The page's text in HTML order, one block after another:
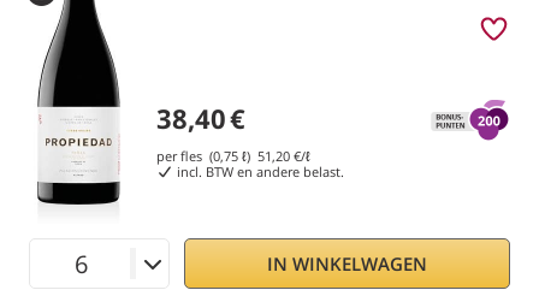
38,40€
per fles (0,75 ℓ) 51,20 €/ℓ
incl. BTW en andere belast.
IN WINKELWAGEN